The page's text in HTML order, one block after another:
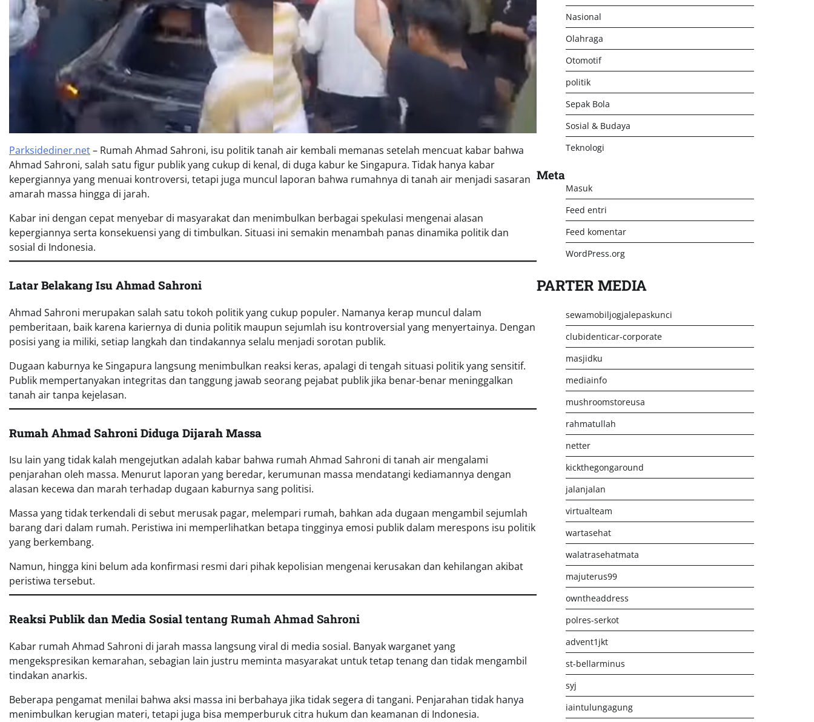
Parksidediner.net– Rumah Ahmad Sahroni, isu politik tanah air kembali memanas setelah mencuat kabar bahwa
Ahmad Sahroni, salah satu figur publik yang cukup di kenal, di duga kabur ke Singapura. Tidak hanya kabar
kepergiannya yang menuai kontroversi, tetapi juga muncul laporan bahwa rumahnya di tanah air menjadi sasaran
amarah massa hingga di jarah.
Kabar ini dengan cepat menyebar di masyarakat dan menimbulkan berbagai spekulasi mengenai alasan
kepergiannya serta konsekuensi yang di timbulkan. Situasi ini semakin menambah panas dinamika politik dan
sosial di Indonesia.
Latar Belakang Isu Ahmad Sahroni
Ahmad Sahroni merupakan salah satu tokoh politik yang cukup populer. Namanya kerap muncul dalam
pemberitaan, baik karena kariernya di dunia politik maupun sejumlah isu kontroversial yang menyertainya. Dengan
posisi yang ia miliki, setiap langkah dan tindakannya selalu menjadi sorotan publik.
Dugaan kaburnya ke Singapura langsung menimbulkan reaksi keras, apalagi di tengah situasi politik yang sensitif.
Publik mempertanyakan integritas dan tanggung jawab seorang pejabat publik jika benar-benar meninggalkan
tanah air tanpa kejelasan.
Rumah Ahmad Sahroni Diduga Dijarah Massa
Isu lain yang tidak kalah mengejutkan adalah kabar bahwa rumah Ahmad Sahroni di tanah air mengalami
penjarahan oleh massa. Menurut laporan yang beredar, kerumunan massa mendatangi kediamannya dengan
alasan kecewa dan marah terhadap dugaan kaburnya sang politisi.
Massa yang tidak terkendali di sebut merusak pagar, melempari rumah, bahkan ada dugaan mengambil sejumlah
barang dari dalam rumah. Peristiwa ini memperlihatkan betapa tingginya emosi publik dalam merespons isu politik
yang berkembang.
Namun, hingga kini belum ada konfirmasi resmi dari pihak kepolisian mengenai kerusakan dan kehilangan akibat
peristiwa tersebut.
Reaksi Publik dan Media Sosial tentang Rumah Ahmad Sahroni
Kabar rumah Ahmad Sahroni di jarah massa langsung viral di media sosial. Banyak warganet yang
mengekspresikan kemarahan, sebagian lain justru meminta masyarakat untuk tetap tenang dan tidak mengambil
tindakan anarkis.
Beberapa pengamat menilai bahwa aksi massa ini berbahaya jika tidak segera di tangani. Penjarahan tidak hanya
menimbulkan kerugian materi, tetapi juga bisa memperburuk citra hukum dan keamanan di Indonesia.
Nasional
Olahraga
Otomotif
politik
Sepak Bola
Sosial & Budaya
Teknologi
Meta
Masuk
Feed entri
Feed komentar
WordPress.org
PARTER MEDIA
sewamobiljogjalepaskunci
clubidenticar-corporate
masjidku
mediainfo
mushroomstoreusa
rahmatullah
netter
kickthegongaround
jalanjalan
virtualteam
wartasehat
walatrasehatmata
majuterus99
owntheaddress
polres-serkot
advent1jkt
st-bellarminus
syj
iaintulungagung